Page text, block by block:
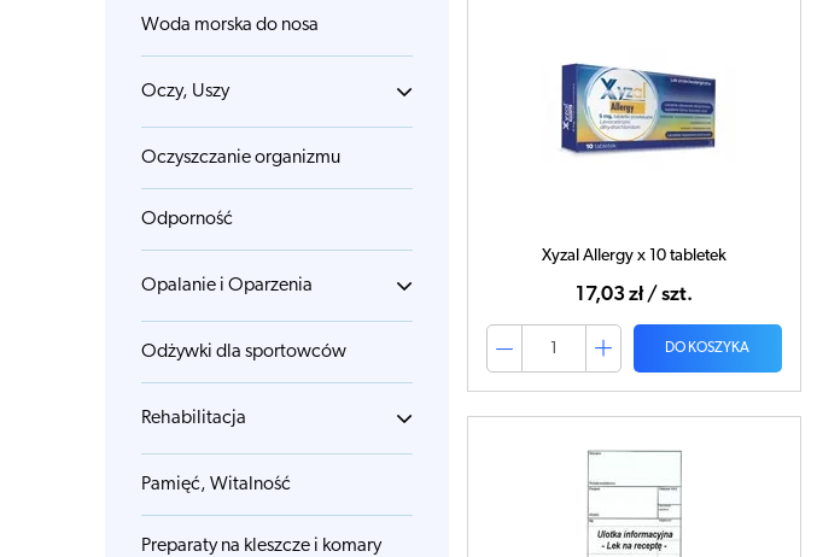
Woda morska do nosa
Oczy, Uszy
Oczyszczanie organizmu
Odporność
Opalanie i Oparzenia
Odżywki dla sportowców
Rehabilitacja
Pamięć, Witalność
Preparaty na kleszcze i komary
Xyzal Allergy x 10 tabletek
17,03 zł / szt.
DO KOSZYKA